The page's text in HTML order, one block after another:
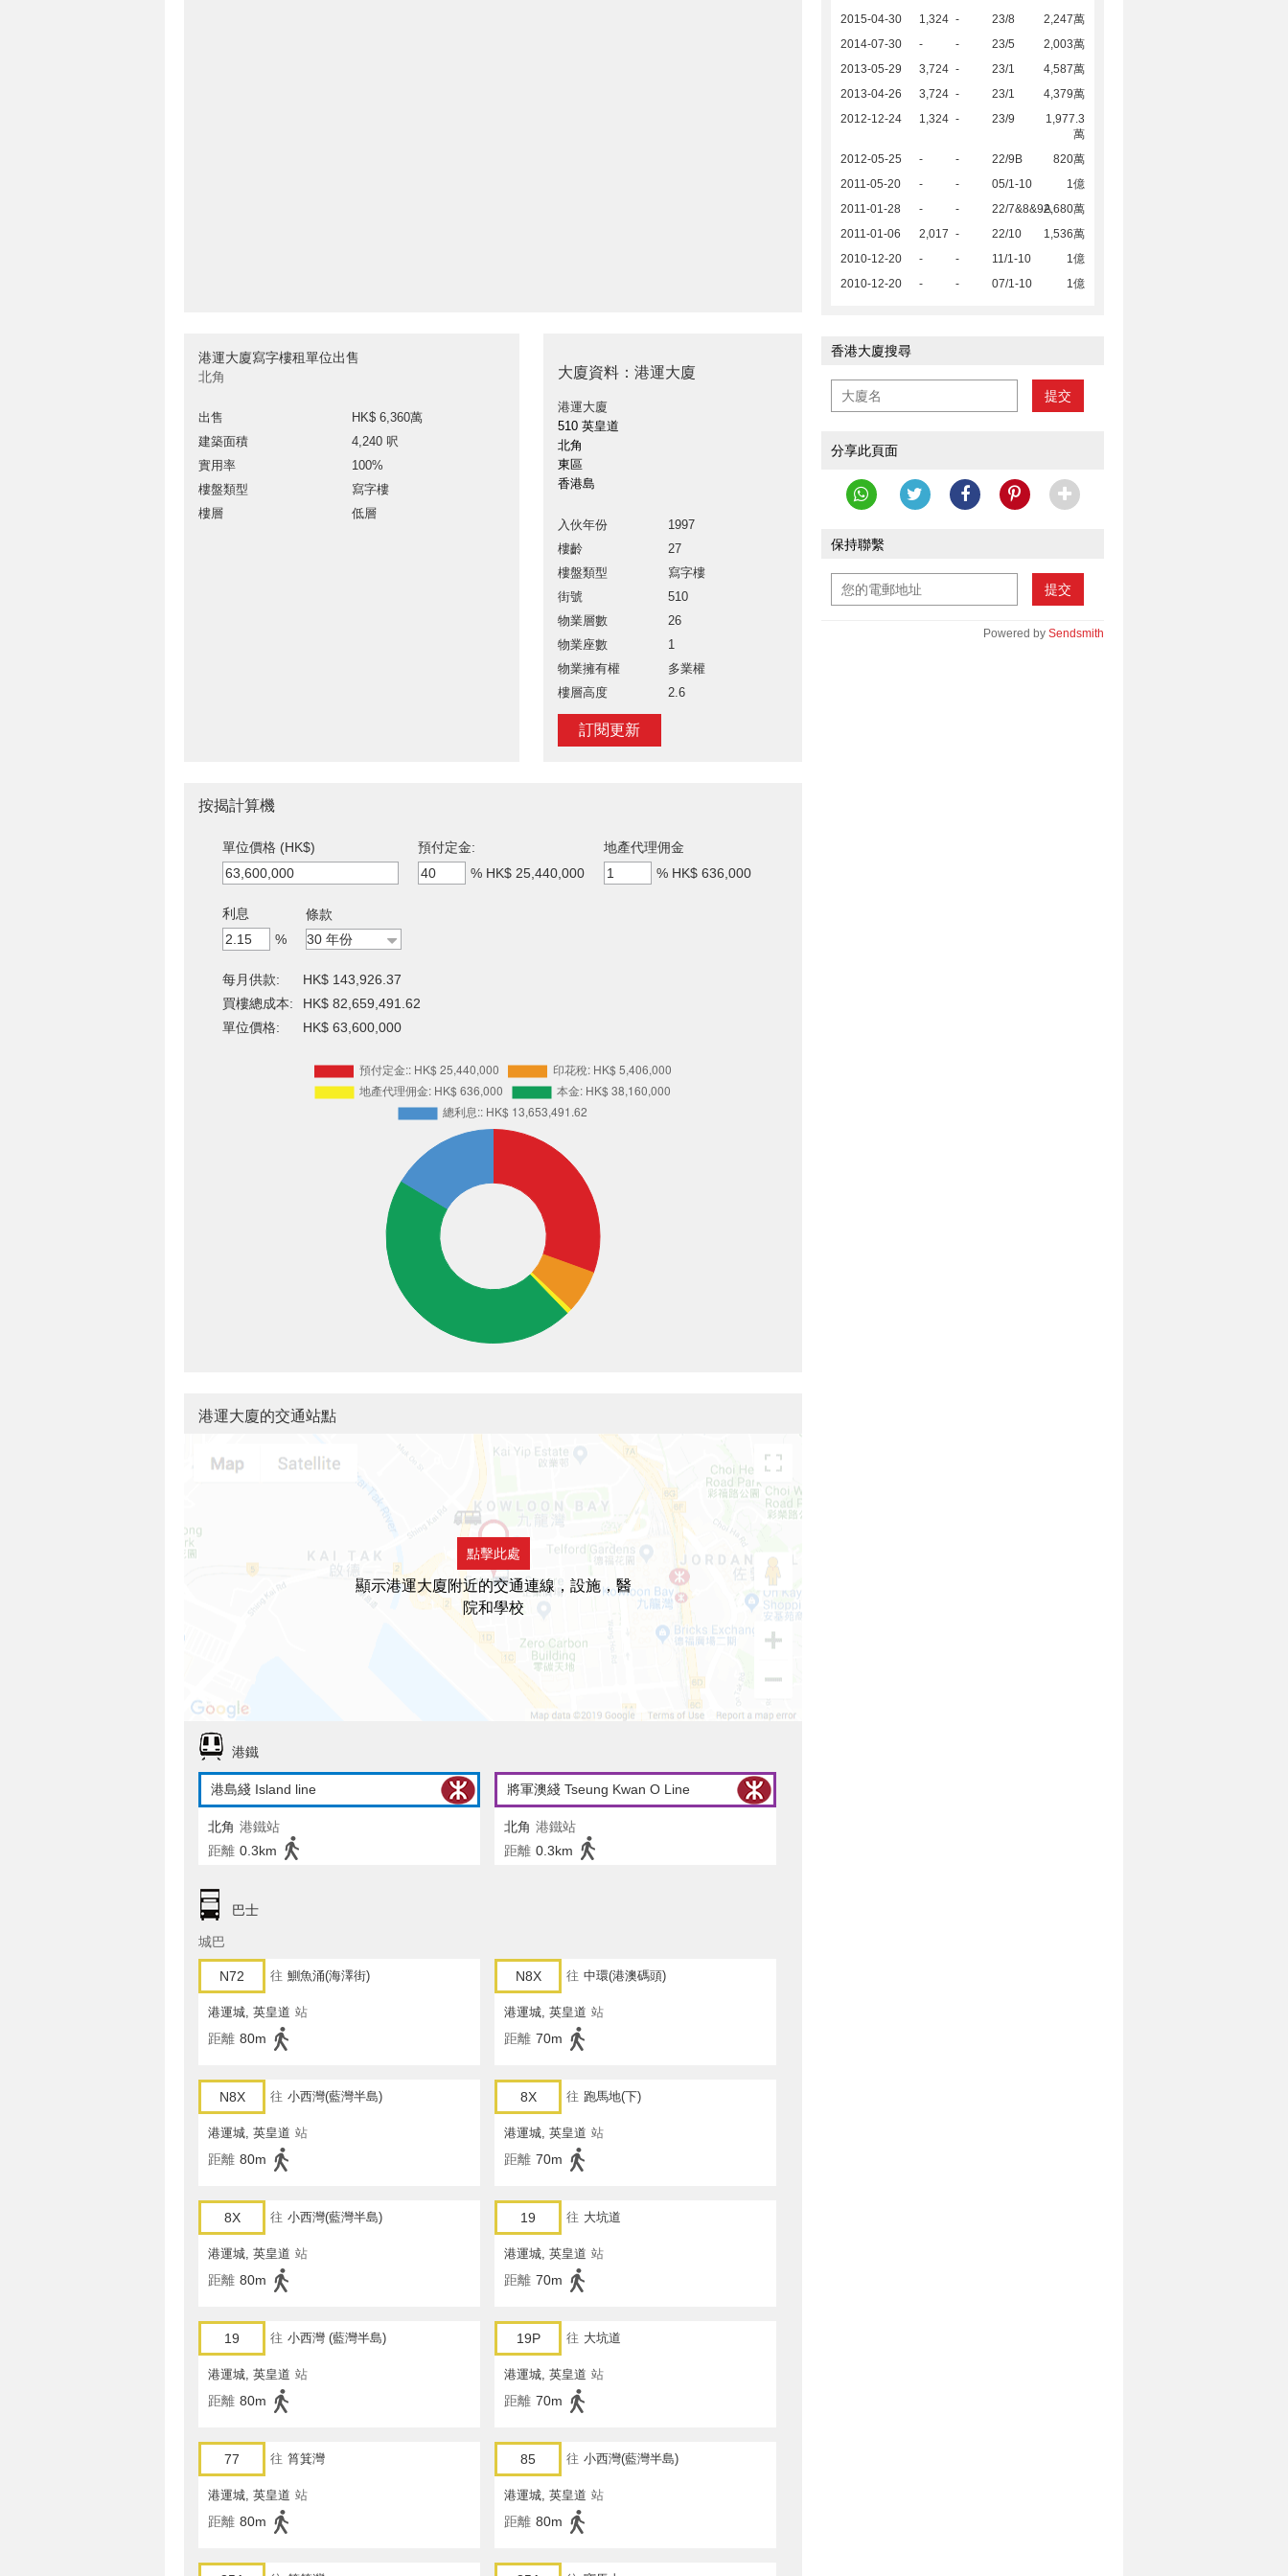
港運大廈寫字樓租單位出售
北角
出售
HK$ 6,360萬
建築面積
4,240 呎
實用率
100%
樓盤類型
寫字樓
樓層
低層
大廈資料：港運大廈
港運大廈
510 英皇道
北角
東區
香港島
入伙年份
1997
樓齡
27
樓盤類型
寫字樓
街號
510
物業層數
26
物業座數
1
物業擁有權
多業權
樓層高度
2.6
訂閱更新
2015-04-30
1,324 - 23/8
2,247萬
2014-07-30
- - 23/5
2,003萬
2013-05-29
3,724 - 23/1
4,587萬
2013-04-26
3,724 - 23/1
4,379萬
2012-12-24
1,324 - 23/9
1,977.3
萬
2012-05-25
- - 22/9B
820萬
2011-05-20
- - 05/1-10
1億
2011-01-28
- - 22/7&8&9A2,680萬
2011-01-06
2,017 - 22/10
1,536萬
2010-12-20
- - 11/1-10
1億
2010-12-20
- - 07/1-10 1億
香港大廈搜尋
提交
分享此頁面
保持聯繫
提交
Powered by Sendsmith
按揭計算機
單位價格 (HK$)
預付定金:
% HK$ 25,440,000
地產代理佣金
% HK$ 636,000
利息
%
條款
每月供款:
HK$ 143,926.37
買樓總成本:
HK$ 82,659,491.62
單位價格:
HK$ 63,600,000
港運大廈的交通站點
點擊此處
顯示港運大廈附近的交通連線，設施，醫
院和學校
港鐵
港島綫 Island line
北角 港鐵站
距離 0.3km
將軍澳綫 Tseung Kwan O Line
北角 港鐵站
距離 0.3km
巴士
城巴
N72 往 鰂魚涌(海澤街)
港運城, 英皇道 站
距離 80m
N8X 往 中環(港澳碼頭)
港運城, 英皇道 站
距離 70m
N8X 往 小西灣(藍灣半島)
港運城, 英皇道 站
距離 80m
8X 往 跑馬地(下)
港運城, 英皇道 站
距離 70m
8X 往 小西灣(藍灣半島)
港運城, 英皇道 站
距離 80m
19 往 大坑道
港運城, 英皇道 站
距離 70m
19 往 小西灣 (藍灣半島)
港運城, 英皇道 站
距離 80m
19P 往 大坑道
港運城, 英皇道 站
距離 70m
77 往 筲箕灣
港運城, 英皇道 站
距離 80m
85 往 小西灣(藍灣半島)
港運城, 英皇道 站
距離 80m